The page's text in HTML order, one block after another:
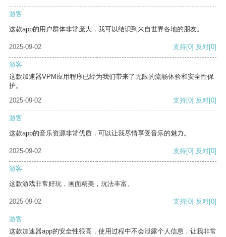
游客
这款app的用户群体非常庞大，我可以结识到来自世界各地的朋友。
2025-09-02 支持[0] 反对[0]
游客
这款加速器VPM应用程序已经为我们带来了无限的流畅体验和安全性保
护。
2025-09-02
支持[0] 反对[0]
游客
这款app的音乐资源非常优质，可以让我尽情享受音乐的魅力。
2025-09-02 支持[0] 反对[0]
游客
这款游戏非常好玩，画面精美，玩法丰富。
2025-09-02 支持[0] 反对[0]
游客
这款加速器app的安全性很高，使用过程中不会泄露个人信息，让我非常